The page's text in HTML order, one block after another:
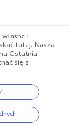
prawa
i
tutaj. Nasza
Ostatnia
się z